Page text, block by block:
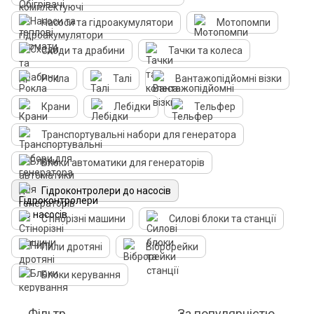
Насоси та гідроакумулятори Мотопомпи
Сходи та драбини Тачки та колеса
Рокла Талі Вантажопідйомні візки
Крани Лебідки Тельфер
Транспортувальні набори для генератора
Блоки автоматики для генераторів
Гідроконтролери до насосів
Стінорізні машини Силові блоки та станції
Пили дротяні Віброрейки
Блоки керування